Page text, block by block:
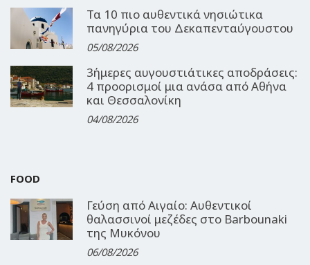
Τα 10 πιο αυθεντικά νησιώτικα
πανηγύρια του Δεκαπενταύγουστου
05/08/2026
3ήμερες αυγουστιάτικες αποδράσεις:
4 προορισμοί μια ανάσα από Αθήνα
και Θεσσαλονίκη
04/08/2026
FOOD
Γεύση από Αιγαίο: Αυθεντικοί
θαλασσινοί μεζέδες στο Barbounaki
της Μυκόνου
06/08/2026